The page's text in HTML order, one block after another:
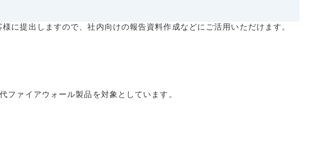
に提出しますので、社内向けの報告資料作成などにご活用いただけます。
ファイアウォール製品を対象としています。